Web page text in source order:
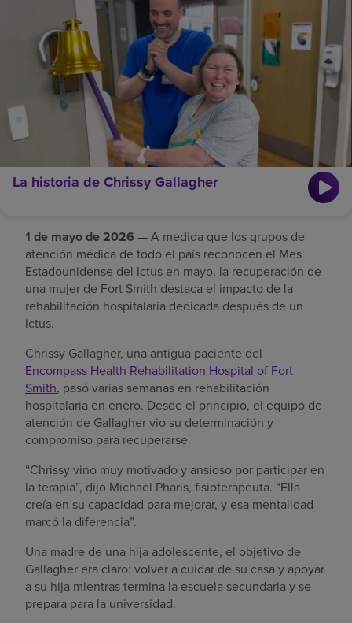
Pagar mi factura
La historia de Chrissy Gallagher
1 de mayo de 2026 — A medida que los grupos de
atención médica de todo el país reconocen el Mes
Estadounidense del Ictus en mayo, la recuperación de
una mujer de Fort Smith destaca el impacto de la
rehabilitación hospitalaria dedicada después de un
ictus.
Chrissy Gallagher, una antigua paciente del
Encompass Health Rehabilitation Hospital of Fort
Smith, pasó varias semanas en rehabilitación
hospitalaria en enero. Desde el principio, el equipo de
atención de Gallagher vio su determinación y
compromiso para recuperarse.
“Chrissy vino muy motivado y ansioso por participar en
la terapia”, dijo Michael Pharis, fisioterapeuta. “Ella
creía en su capacidad para mejorar, y esa mentalidad
marcó la diferencia”.
Una madre de una hija adolescente, el objetivo de
Gallagher era claro: volver a cuidar de su casa y apoyar
a su hija mientras termina la escuela secundaria y se
prepara para la universidad.